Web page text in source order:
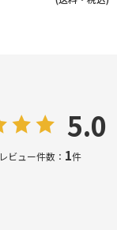
5.0
レビュー件数： 1件